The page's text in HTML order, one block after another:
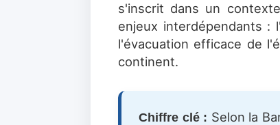
s'inscrit dans un
enjeux interdépendants :
l'évacuation efficace de
continent.
Chiffre clé : Selon la